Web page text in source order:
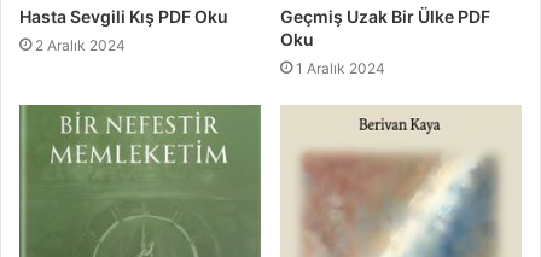
Hasta Sevgili Kış PDF Oku
2 Aralık 2024
Geçmiş Uzak Bir Ülke PDF
Oku
1 Aralık 2024